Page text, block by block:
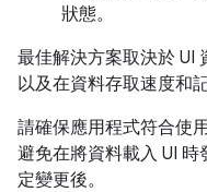
狀態。
最佳解決方案取決於 UI
以及在資料存取速度和
請確保應用程式符合使
避免在將資料載入 UI
定變更後。